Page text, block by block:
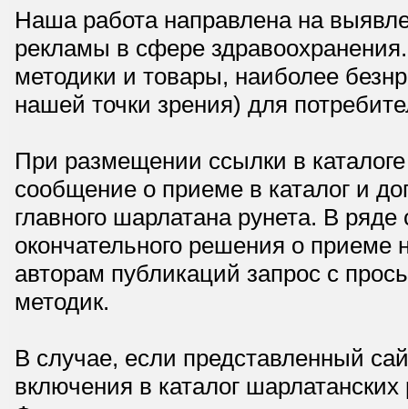
Наша работа направлена на
рекламы в сфере
методики и товары, наиболее
нашей точки зрения) для
При размещении ссылки в
сообщение о приеме в каталог и
главного шарлатана рунета. В
окончательного решения о приеме
авторам публикаций запрос с
методик.
В случае, если представленный
включения в каталог